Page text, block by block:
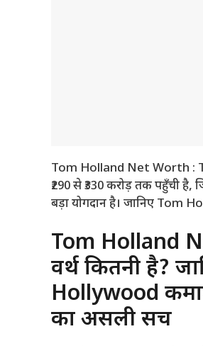
Tom Holland Net Worth :
₹290 से ₹330 करोड़ तक पहुँची
बड़ा योगदान है। जानिए Tom
Tom Holland
वर्थ कितनी है?
Hollywood
का असली सच